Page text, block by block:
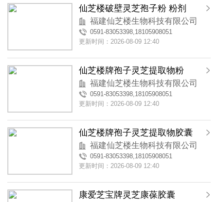
仙芝楼破壁灵芝孢子粉 粉剂
福建仙芝楼生物科技有限公司
0591-83053398,18105908051
更新时间：2026-08-09 12:40
仙芝楼牌孢子灵芝提取物粉
福建仙芝楼生物科技有限公司
0591-83053398,18105908051
更新时间：2026-08-09 12:40
仙芝楼牌孢子灵芝提取物胶囊
福建仙芝楼生物科技有限公司
0591-83053398,18105908051
更新时间：2026-08-09 12:40
康爱芝宝牌灵芝康葆胶囊